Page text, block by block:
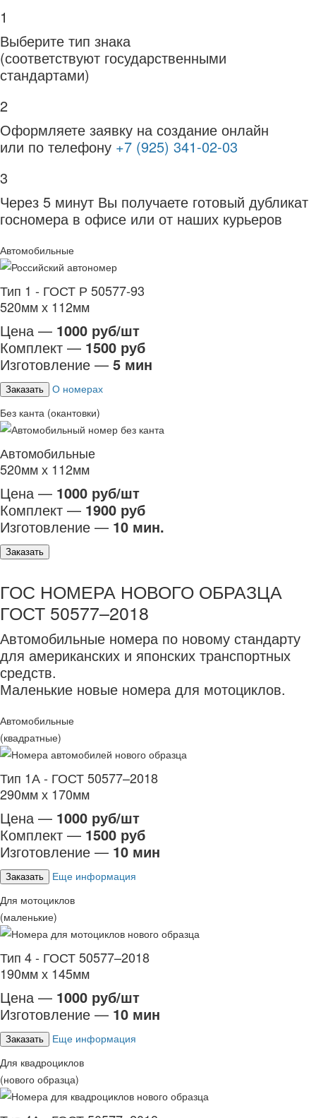
1
Выберите тип знака
(соответствуют государственными
стандартами)
2
Оформляете заявку на создание онлайн
или по телефону +7 (925) 341-02-03
3
Через 5 минут Вы получаете готовый дубликат
госномера в офисе или от наших курьеров
Автомобильные
Тип 1 - ГОСТ Р 50577-93
520мм х 112мм
Цена — 1000 руб/шт
Комплект — 1500 руб
Изготовление — 5 мин
Заказать
О номерах
Без канта (окантовки)
Автомобильные
520мм х 112мм
Цена — 1000 руб/шт
Комплект — 1900 руб
Изготовление — 10 мин.
Заказать
ГОС НОМЕРА НОВОГО ОБРАЗЦА
ГОСТ 50577–2018
Автомобильные номера по новому стандарту
для американских и японских транспортных
средств.
Маленькие новые номера для мотоциклов.
Автомобильные
(квадратные)
Тип 1А - ГОСТ 50577–2018
290мм х 170мм
Цена — 1000 руб/шт
Комплект — 1500 руб
Изготовление — 10 мин
Заказать
Еще информация
Для мотоциклов
(маленькие)
Тип 4 - ГОСТ 50577–2018
190мм х 145мм
Цена — 1000 руб/шт
Изготовление — 10 мин
Заказать
Еще информация
Для квадроциклов
(нового образца)